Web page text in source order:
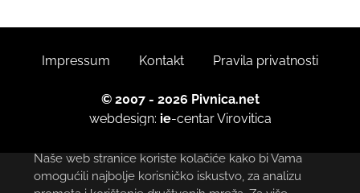
Impressum Kontakt Pravila privatnosti
© 2007 - 2026 Pivnica.net
webdesign: ie-centarVirovitica
Naše web stranice koriste kolačiće kako bi Vama
omogućili najbolje korisničko iskustvo, za analizu